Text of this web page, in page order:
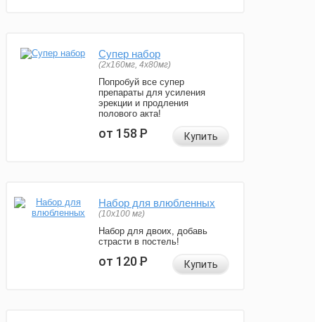
Супер набор
(2х160мг, 4х80мг)
Попробуй все супер
препараты для усиления
эрекции и продления
полового акта!
от 158Р Купить
Набор для влюбленных
(10х100 мг)
Набор для двоих, добавь
страсти в постель!
от 120Р Купить